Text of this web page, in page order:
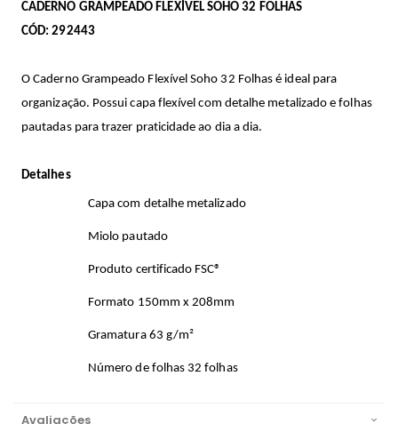
CADERNO GRAMPEADO FLEXÍVEL SOHO 32 FOLHAS
CÓD: 292443
O Caderno Grampeado Flexível Soho 32 Folhas é ideal para
organização. Possui capa flexível com detalhe metalizado e folhas
pautadas para trazer praticidade ao dia a dia.
Detalhes
Capa com detalhe metalizado
Miolo pautado
Produto certificado FSC®
Formato 150mm x 208mm
Gramatura 63 g/m²
Número de folhas 32 folhas
Avaliações